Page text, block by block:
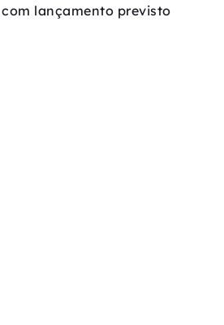
lançamento previsto